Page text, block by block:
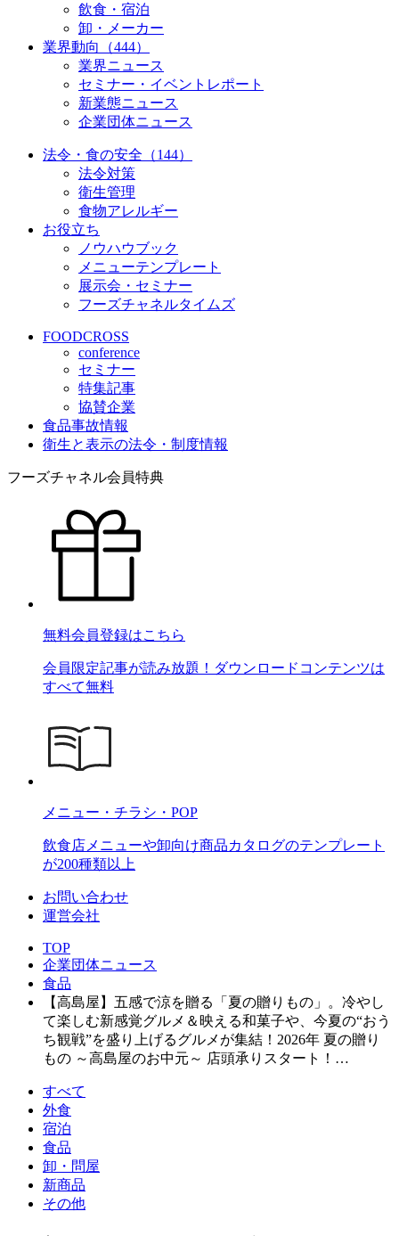
飲食・宿泊
卸・メーカー
業界動向（444）
業界ニュース
セミナー・イベントレポート
新業態ニュース
企業団体ニュース
法令・食の安全（144）
法令対策
衛生管理
食物アレルギー
お役立ち
ノウハウブック
メニューテンプレート
展示会・セミナー
フーズチャネルタイムズ
FOODCROSS
conference
セミナー
特集記事
協賛企業
食品事故情報
衛生と表示の法令・制度情報
フーズチャネル会員特典
無料会員登録はこちら
会員限定記事が読み放題！ダウンロードコンテンツは
すべて無料
メニュー・チラシ・POP
飲食店メニューや卸向け商品カタログのテンプレート
が200種類以上
お問い合わせ
運営会社
TOP
企業団体ニュース
食品
【高島屋】五感で涼を贈る「夏の贈りもの」。冷やし
て楽しむ新感覚グルメ＆映える和菓子や、今夏の“おう
ち観戦”を盛り上げるグルメが集結！2026年 夏の贈り
もの ～高島屋のお中元～ 店頭承りスタート！…
すべて
外食
宿泊
食品
卸・問屋
新商品
その他